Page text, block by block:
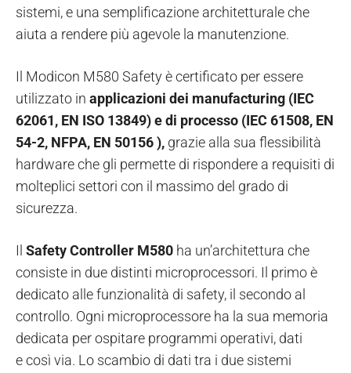
sistemi, e una semplificazione architetturale che
aiuta a rendere più agevole la manutenzione.
Il Modicon M580 Safety è certificato per essere
utilizzato in applicazioni dei manufacturing (IEC
62061, EN ISO 13849) e di processo (IEC 61508, EN
54-2, NFPA, EN 50156 ), grazie alla sua flessibilità
hardware che gli permette di rispondere a requisiti di
molteplici settori con il massimo del grado di
sicurezza.
Il Safety Controller M580 ha un’architettura che
consiste in due distinti microprocessori. Il primo è
dedicato alle funzionalità di safety, il secondo al
controllo. Ogni microprocessore ha la sua memoria
dedicata per ospitare programmi operativi, dati
e così via. Lo scambio di dati tra i due sistemi